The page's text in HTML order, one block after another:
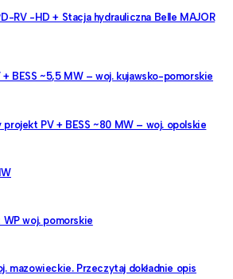
RV -HD + Stacja hydrauliczna Belle MAJOR
BESS ~5,5 MW – woj. kujawsko-pomorskie
projekt PV + BESS ~80 MW – woj. opolskie
WP woj. pomorskie
mazowieckie. Przeczytaj dokładnie opis